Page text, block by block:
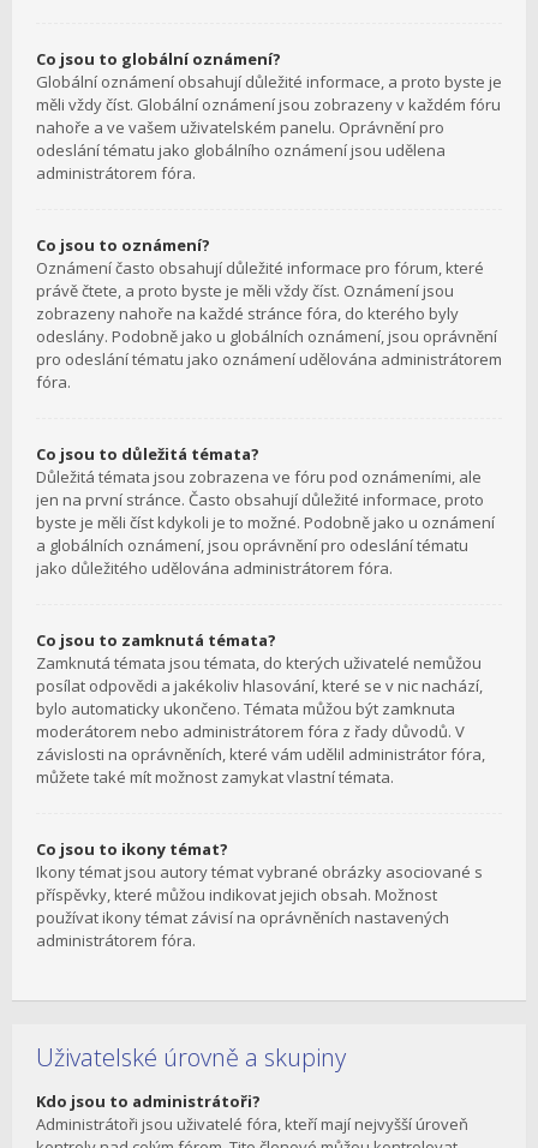
Co jsou to globální oznámení?
Globální oznámení obsahují důležité informace, a proto byste je
měli vždy číst. Globální oznámení jsou zobrazeny v každém fóru
nahoře a ve vašem uživatelském panelu. Oprávnění pro
odeslání tématu jako globálního oznámení jsou udělena
administrátorem fóra.
Co jsou to oznámení?
Oznámení často obsahují důležité informace pro fórum, které
právě čtete, a proto byste je měli vždy číst. Oznámení jsou
zobrazeny nahoře na každé stránce fóra, do kterého byly
odeslány. Podobně jako u globálních oznámení, jsou oprávnění
pro odeslání tématu jako oznámení udělována administrátorem
fóra.
Co jsou to důležitá témata?
Důležitá témata jsou zobrazena ve fóru pod oznámeními, ale
jen na první stránce. Často obsahují důležité informace, proto
byste je měli číst kdykoli je to možné. Podobně jako u oznámení
a globálních oznámení, jsou oprávnění pro odeslání tématu
jako důležitého udělována administrátorem fóra.
Co jsou to zamknutá témata?
Zamknutá témata jsou témata, do kterých uživatelé nemůžou
posílat odpovědi a jakékoliv hlasování, které se v nic nachází,
bylo automaticky ukončeno. Témata můžou být zamknuta
moderátorem nebo administrátorem fóra z řady důvodů. V
závislosti na oprávněních, které vám udělil administrátor fóra,
můžete také mít možnost zamykat vlastní témata.
Co jsou to ikony témat?
Ikony témat jsou autory témat vybrané obrázky asociované s
příspěvky, které můžou indikovat jejich obsah. Možnost
používat ikony témat závisí na oprávněních nastavených
administrátorem fóra.
Uživatelské úrovně a skupiny
Kdo jsou to administrátoři?
Administrátoři jsou uživatelé fóra, kteří mají nejvyšší úroveň